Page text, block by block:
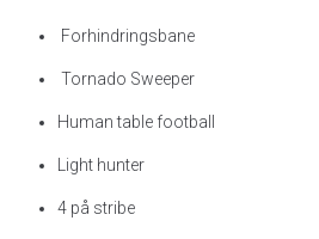
Forhindringsbane
Tornado Sweeper
Human table football
Light hunter
4 på stribe